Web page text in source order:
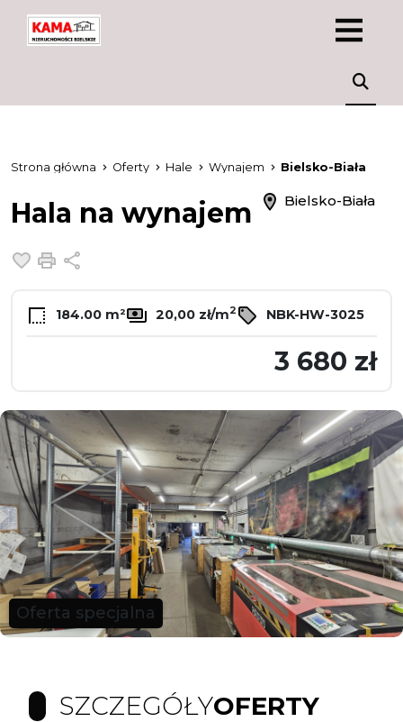
Strona główna Oferty Hale Wynajem Bielsko-Biała
Hala na wynajem Bielsko-Biała
Dodaj do ulubionych
Drukuj
184.00 m² 20,00 zł/m2 NBK-HW-3025
3 680 zł
Oferta specjalna
SZCZEGÓŁYOFERTY